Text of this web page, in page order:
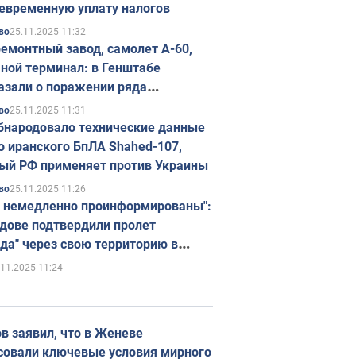
уплату налогов
25.11.2025 11:32
завод, самолет А-60,
терминал: в Генштабе
о поражении ряда
объектов России
25.11.2025 11:31
технические данные
иранского БпЛА Shahed-107,
РФ применяет против Украины
25.11.2025 11:26
проинформированы":
подтвердили пролет
через свою территорию в
11:24
заявил, что в Женеве
ключевые условия мирного